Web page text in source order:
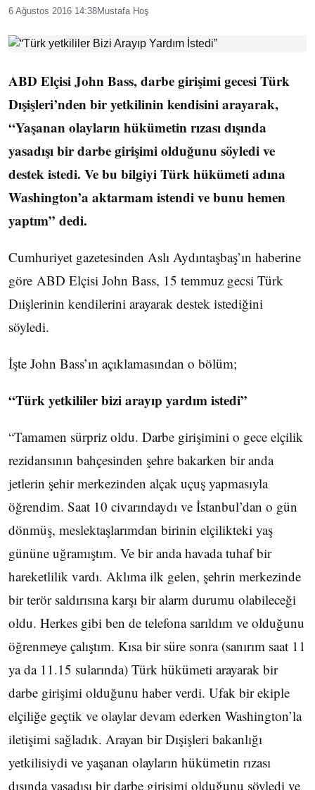
6 Ağustos 2016 14:38Mustafa Hoş
ABD Elçisi John Bass, darbe girişimi gecesiTürk
Dışişleri’nden bir yetkilinin kendisini arayarak,
“Yaşanan olayların hükümetin rızası dışında
yasadışı bir darbe girişimi olduğunu söyledi ve
destek istedi. Ve bu bilgiyi Türk hükümeti adına
Washington’a aktarmam istendi ve bunu hemen
yaptım” dedi.
Cumhuriyet gazetesinden Aslı Aydıntaşbaş’ın haberine
göre ABD Elçisi John Bass, 15 temmuz gecsi Türk
Dıişlerinin kendilerini arayarak destek istediğini
söyledi.
İşte John Bass’ın açıklamasından o bölüm;
“Türk yetkililer bizi arayıp yardım istedi”
“Tamamen sürpriz oldu. Darbe girişimini o gece elçilik
rezidansının bahçesinden şehre bakarken bir anda
jetlerin şehir merkezinden alçak uçuş yapmasıyla
öğrendim. Saat 10 civarındaydı ve İstanbul’dan o gün
dönmüş, meslektaşlarımdan birinin elçilikteki yaş
gününe uğramıştım. Ve bir anda havada tuhaf bir
hareketlilik vardı. Aklıma ilk gelen, şehrin merkezinde
bir terör saldırısına karşı bir alarm durumu olabileceği
oldu. Herkes gibi ben de telefona sarıldım ve olduğunu
öğrenmeye çalıştım. Kısa bir süre sonra (sanırım saat 11
ya da 11.15 sularında) Türk hükümeti arayarak bir
darbe girişimi olduğunu haber verdi. Ufak bir ekiple
elçiliğe geçtik ve olaylar devam ederken Washington’la
iletişimi sağladık. Arayan bir Dışişleri bakanlığı
yetkilisiydi ve yaşanan olayların hükümetin rızası
dışında yasadışı bir darbe girişimi olduğunu söyledi ve